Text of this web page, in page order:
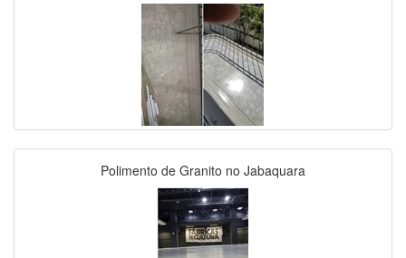
Polimento de Granito no Jabaquara